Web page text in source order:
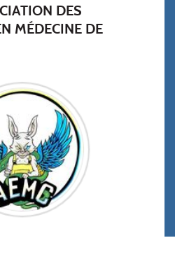
DES
MÉDECINE DE